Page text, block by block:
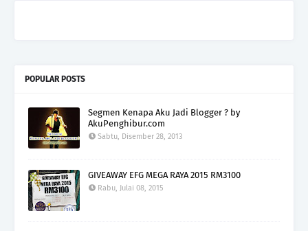
POPULAR POSTS
Segmen Kenapa Aku Jadi Blogger ? by
AkuPenghibur.com
Sabtu, Disember 28, 2013
GIVEAWAY EFG MEGA RAYA 2015 RM3100
Rabu, Julai 08, 2015